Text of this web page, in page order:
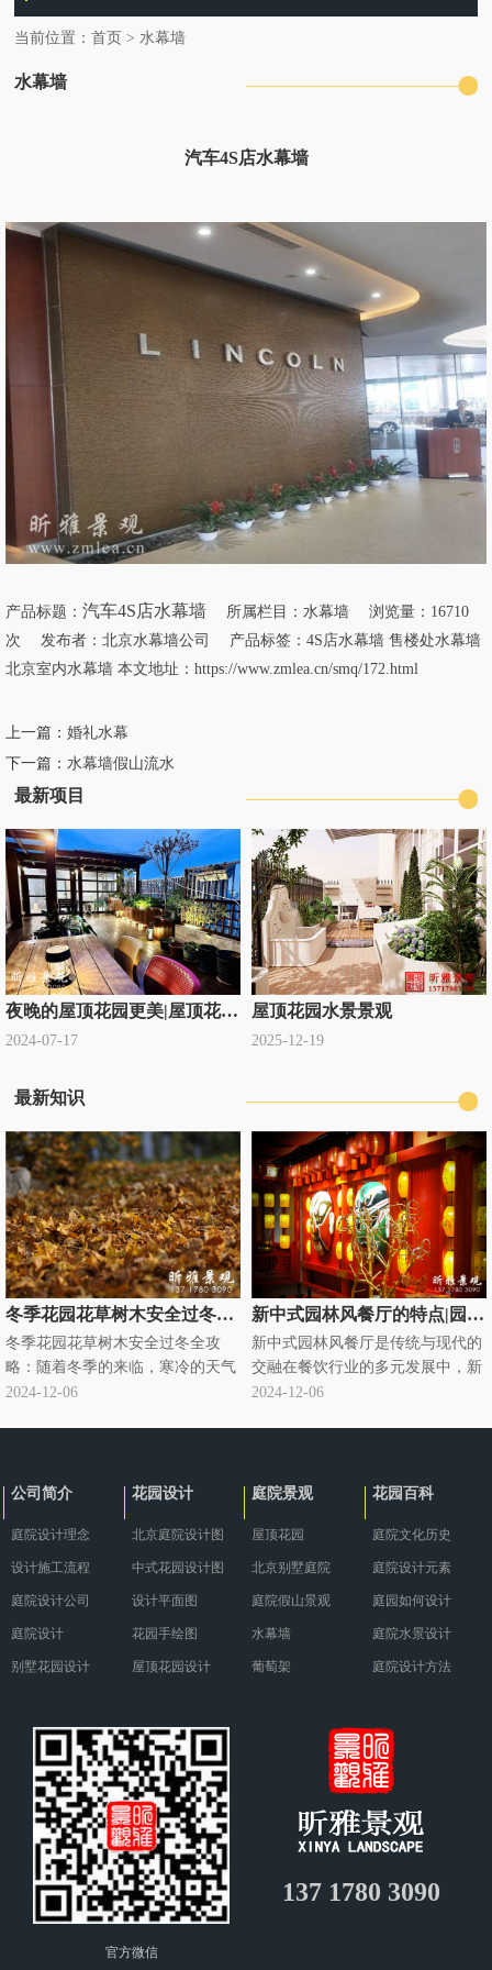
当前位置：首页 >水幕墙
水幕墙
汽车4S店水幕墙
产品标题： 汽车4S店水幕墙 所属栏目： 水幕墙 浏览量：16710
次 发布者：北京水幕墙公司 产品标签： 4S店水幕墙 售楼处水幕墙
北京室内水幕墙 本文地址： https://www.zmlea.cn/smq/172.html
上一篇： 婚礼水幕
下一篇： 水幕墙假山流水
最新项目
夜晚的屋顶花园更美|屋顶花园设计公司定制
2024-07-17
屋顶花园水景景观
2025-12-19
最新知识
冬季花园花草树木安全过冬全攻略|别墅庭院绿化过冬知识
冬季花园花草树木安全过冬全攻
略：随着冬季的来临，寒冷的天气
对花园里的花草树木构成了严峻的
2024-12-06
新中式园林风餐厅的特点|园林式饭店
新中式园林风餐厅是传统与现代的
交融在餐饮行业的多元发展中，新
中式园林风餐厅悄然兴起，成为独
2024-12-06
公司简介
庭院设计理念
设计施工流程
庭院设计公司
庭院设计
别墅花园设计
花园设计
北京庭院设计图
中式花园设计图
设计平面图
花园手绘图
屋顶花园设计
庭院景观
屋顶花园
北京别墅庭院
庭院假山景观
水幕墙
葡萄架
花园百科
庭院文化历史
庭院设计元素
庭园如何设计
庭院水景设计
庭院设计方法
官方微信
137 1780 3090